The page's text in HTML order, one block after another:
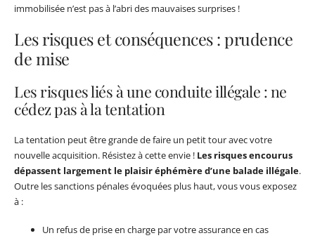
immobilisée n’est pas à l’abri des mauvaises surprises !
Les risques et conséquences : prudence
de mise
Les risques liés à une conduite illégale : ne
cédez pas à la tentation
La tentation peut être grande de faire un petit tour avec votre
nouvelle acquisition. Résistez à cette envie ! Les risques encourus
dépassent largement le plaisir éphémère d’une balade illégale.
Outre les sanctions pénales évoquées plus haut, vous vous exposez
à :
Un refus de prise en charge par votre assurance en cas